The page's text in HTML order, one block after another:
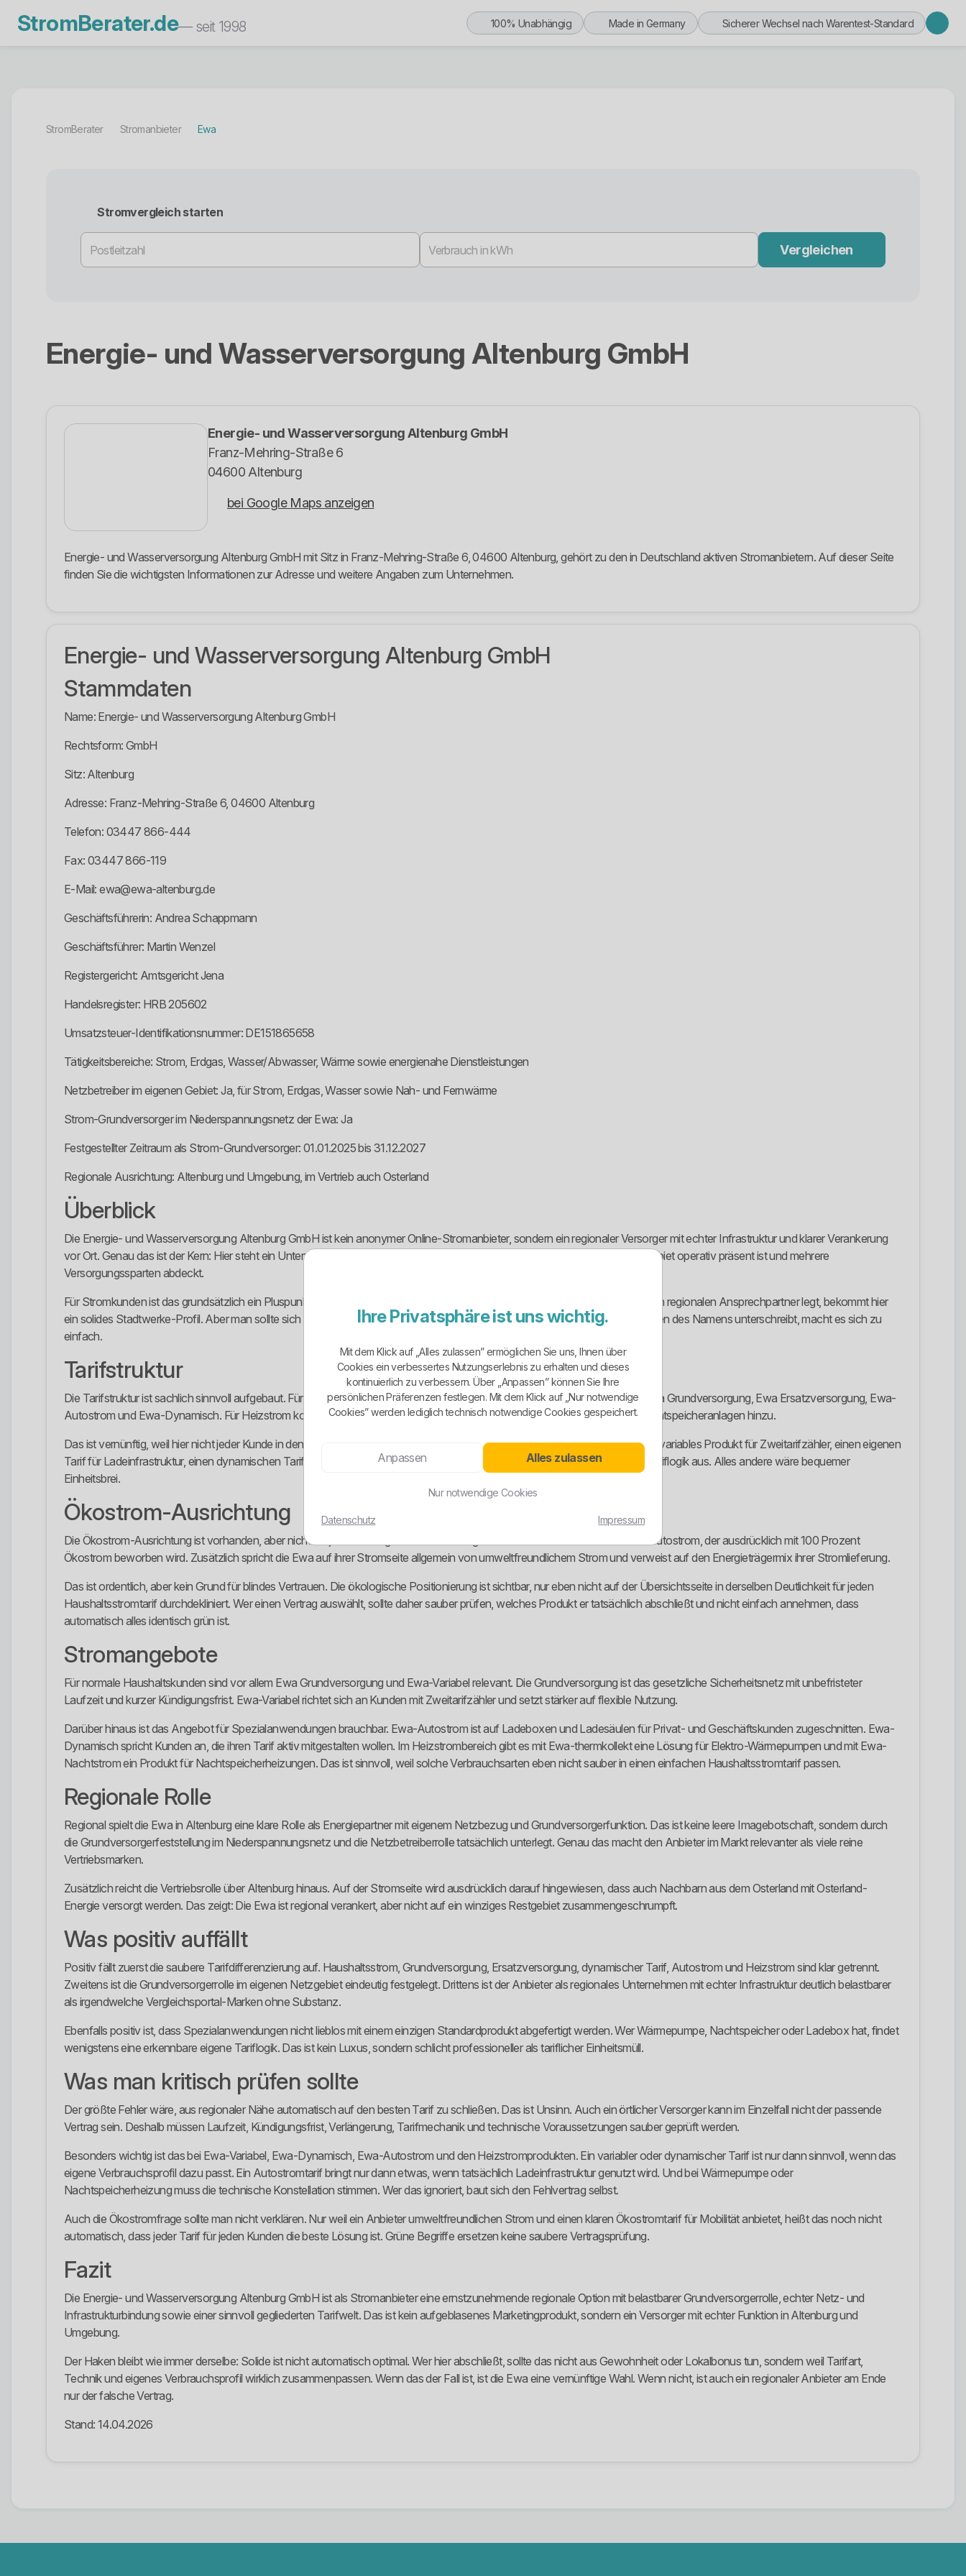
StromBerater.de— seit 1998 100% Unabhängig Made in Germany Sicherer Wechsel nach Warentest-Standard
StromBerater Stromanbieter Ewa
Stromvergleich starten
Vergleichen
Energie- und Wasserversorgung Altenburg GmbH
Energie- und Wasserversorgung Altenburg GmbH
Franz-Mehring-Straße 6
04600 Altenburg
bei Google Maps anzeigen
Energie- und Wasserversorgung Altenburg GmbH mit Sitz in Franz-Mehring-Straße 6, 04600 Altenburg, gehört zu den in Deutschland aktiven Stromanbietern. Auf dieser Seite
finden Sie die wichtigsten Informationen zur Adresse und weitere Angaben zum Unternehmen.
Energie- und Wasserversorgung Altenburg GmbH
Stammdaten
Name: Energie- und Wasserversorgung Altenburg GmbH
Rechtsform: GmbH
Sitz: Altenburg
Adresse: Franz-Mehring-Straße 6, 04600 Altenburg
Telefon: 03447 866-444
Fax: 03447 866-119
E-Mail: ewa@ewa-altenburg.de
Geschäftsführerin: Andrea Schappmann
Geschäftsführer: Martin Wenzel
Registergericht: Amtsgericht Jena
Handelsregister: HRB 205602
Umsatzsteuer-Identifikationsnummer: DE151865658
Tätigkeitsbereiche: Strom, Erdgas, Wasser/Abwasser, Wärme sowie energienahe Dienstleistungen
Netzbetreiber im eigenen Gebiet: Ja, für Strom, Erdgas, Wasser sowie Nah- und Fernwärme
Strom-Grundversorger im Niederspannungsnetz der Ewa: Ja
Festgestellter Zeitraum als Strom-Grundversorger: 01.01.2025 bis 31.12.2027
Regionale Ausrichtung: Altenburg und Umgebung, im Vertrieb auch Osterland
Überblick
Die Energie- und Wasserversorgung Altenburg GmbH ist kein anonymer Online-Stromanbieter, sondern ein regionaler Versorger mit echter Infrastruktur und klarer Verankerung
vor Ort. Genau das ist der Kern: Hier steht ein Unternehmen dahinter, das nicht nur Strom verkauft, sondern im eigenen Netzgebiet operativ präsent ist und mehrere
Versorgungssparten abdeckt.
Für Stromkunden ist das grundsätzlich ein Pluspunkt. Wer Wert auf Kundenzentrum, feste Zuständigkeiten und einen greifbaren regionalen Ansprechpartner legt, bekommt hier
ein solides Stadtwerke-Profil. Aber man sollte sich nichts vormachen: Regionalität ersetzt keinen Tarifvergleich. Wer blind wegen des Namens unterschreibt, macht es sich zu
einfach.
Tarifstruktur
Die Tarifstruktur ist sachlich sinnvoll aufgebaut. Für Haushaltsstrom stehen auf der aktuellen Übersichtsseite Ewa-Variabel, Ewa Grundversorgung, Ewa Ersatzversorgung, Ewa-
Autostrom und Ewa-Dynamisch. Für Heizstrom kommen Ewa-thermkollekt für Wärmepumpen und Ewa-Nachtstrom für Nachtspeicheranlagen hinzu.
Das ist vernünftig, weil hier nicht jeder Kunde in denselben Standardvertrag gedrückt wird. Es gibt ein flexibles Grundmodell, ein variables Produkt für Zweitarifzähler, einen eigenen
Tarif für Ladeinfrastruktur, einen dynamischen Tarif und separate Lösungen für Heizstrom. Genau so sieht eine brauchbare Tariflogik aus. Alles andere wäre bequemer
Einheitsbrei.
Ökostrom-Ausrichtung
Die Ökostrom-Ausrichtung ist vorhanden, aber nicht bei jedem Tarif gleich stark herausgestellt. Am klarsten ist sie beim Ewa-Autostrom, der ausdrücklich mit 100 Prozent
Ökostrom beworben wird. Zusätzlich spricht die Ewa auf ihrer Stromseite allgemein von umweltfreundlichem Strom und verweist auf den Energieträgermix ihrer Stromlieferung.
Das ist ordentlich, aber kein Grund für blindes Vertrauen. Die ökologische Positionierung ist sichtbar, nur eben nicht auf der Übersichtsseite in derselben Deutlichkeit für jeden
Haushaltsstromtarif durchdekliniert. Wer einen Vertrag auswählt, sollte daher sauber prüfen, welches Produkt er tatsächlich abschließt und nicht einfach annehmen, dass
automatisch alles identisch grün ist.
Stromangebote
Für normale Haushaltskunden sind vor allem Ewa Grundversorgung und Ewa-Variabel relevant. Die Grundversorgung ist das gesetzliche Sicherheitsnetz mit unbefristeter
Laufzeit und kurzer Kündigungsfrist. Ewa-Variabel richtet sich an Kunden mit Zweitarifzähler und setzt stärker auf flexible Nutzung.
Darüber hinaus ist das Angebot für Spezialanwendungen brauchbar. Ewa-Autostrom ist auf Ladeboxen und Ladesäulen für Privat- und Geschäftskunden zugeschnitten. Ewa-
Dynamisch spricht Kunden an, die ihren Tarif aktiv mitgestalten wollen. Im Heizstrombereich gibt es mit Ewa-thermkollekt eine Lösung für Elektro-Wärmepumpen und mit Ewa-
Nachtstrom ein Produkt für Nachtspeicherheizungen. Das ist sinnvoll, weil solche Verbrauchsarten eben nicht sauber in einen einfachen Haushaltsstromtarif passen.
Regionale Rolle
Regional spielt die Ewa in Altenburg eine klare Rolle als Energiepartner mit eigenem Netzbezug und Grundversorgerfunktion. Das ist keine leere Imagebotschaft, sondern durch
die Grundversorgerfeststellung im Niederspannungsnetz und die Netzbetreiberrolle tatsächlich unterlegt. Genau das macht den Anbieter im Markt relevanter als viele reine
Vertriebsmarken.
Zusätzlich reicht die Vertriebsrolle über Altenburg hinaus. Auf der Stromseite wird ausdrücklich darauf hingewiesen, dass auch Nachbarn aus dem Osterland mit Osterland-
Energie versorgt werden. Das zeigt: Die Ewa ist regional verankert, aber nicht auf ein winziges Restgebiet zusammengeschrumpft.
Was positiv auffällt
Positiv fällt zuerst die saubere Tarifdifferenzierung auf. Haushaltsstrom, Grundversorgung, Ersatzversorgung, dynamischer Tarif, Autostrom und Heizstrom sind klar getrennt.
Zweitens ist die Grundversorgerrolle im eigenen Netzgebiet eindeutig festgelegt. Drittens ist der Anbieter als regionales Unternehmen mit echter Infrastruktur deutlich belastbarer
als irgendwelche Vergleichsportal-Marken ohne Substanz.
Ebenfalls positiv ist, dass Spezialanwendungen nicht lieblos mit einem einzigen Standardprodukt abgefertigt werden. Wer Wärmepumpe, Nachtspeicher oder Ladebox hat, findet
wenigstens eine erkennbare eigene Tariflogik. Das ist kein Luxus, sondern schlicht professioneller als tariflicher Einheitsmüll.
Was man kritisch prüfen sollte
Der größte Fehler wäre, aus regionaler Nähe automatisch auf den besten Tarif zu schließen. Das ist Unsinn. Auch ein örtlicher Versorger kann im Einzelfall nicht der passende
Vertrag sein. Deshalb müssen Laufzeit, Kündigungsfrist, Verlängerung, Tarifmechanik und technische Voraussetzungen sauber geprüft werden.
Besonders wichtig ist das bei Ewa-Variabel, Ewa-Dynamisch, Ewa-Autostrom und den Heizstromprodukten. Ein variabler oder dynamischer Tarif ist nur dann sinnvoll, wenn das
eigene Verbrauchsprofil dazu passt. Ein Autostromtarif bringt nur dann etwas, wenn tatsächlich Ladeinfrastruktur genutzt wird. Und bei Wärmepumpe oder
Nachtspeicherheizung muss die technische Konstellation stimmen. Wer das ignoriert, baut sich den Fehlvertrag selbst.
Auch die Ökostromfrage sollte man nicht verklären. Nur weil ein Anbieter umweltfreundlichen Strom und einen klaren Ökostromtarif für Mobilität anbietet, heißt das noch nicht
automatisch, dass jeder Tarif für jeden Kunden die beste Lösung ist. Grüne Begriffe ersetzen keine saubere Vertragsprüfung.
Fazit
Die Energie- und Wasserversorgung Altenburg GmbH ist als Stromanbieter eine ernstzunehmende regionale Option mit belastbarer Grundversorgerrolle, echter Netz- und
Infrastrukturbindung sowie einer sinnvoll gegliederten Tarifwelt. Das ist kein aufgeblasenes Marketingprodukt, sondern ein Versorger mit echter Funktion in Altenburg und
Umgebung.
Der Haken bleibt wie immer derselbe: Solide ist nicht automatisch optimal. Wer hier abschließt, sollte das nicht aus Gewohnheit oder Lokalbonus tun, sondern weil Tarifart,
Technik und eigenes Verbrauchsprofil wirklich zusammenpassen. Wenn das der Fall ist, ist die Ewa eine vernünftige Wahl. Wenn nicht, ist auch ein regionaler Anbieter am Ende
nur der falsche Vertrag.
Stand: 14.04.2026
Ihre Privatsphäre ist uns wichtig.
Mit dem Klick auf „Alles zulassen” ermöglichen Sie uns, Ihnen über
Cookies ein verbessertes Nutzungserlebnis zu erhalten und dieses
kontinuierlich zu verbessern. Über „Anpassen” können Sie Ihre
persönlichen Präferenzen festlegen. Mit dem Klick auf „Nur notwendige
Cookies” werden lediglich technisch notwendige Cookies gespeichert.
Anpassen Alles zulassen
Nur notwendige Cookies
Datenschutz Impressum